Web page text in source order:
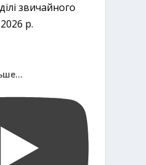
звичайного
р.